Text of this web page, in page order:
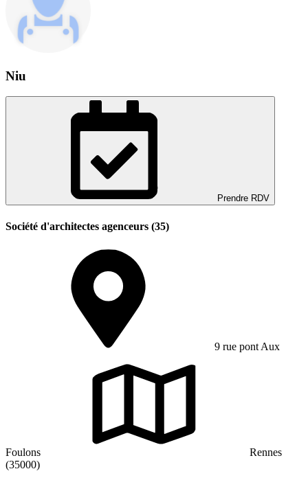
Niu
Prendre RDV
Société d'architectes agenceurs (35)
9 rue pont Aux
Foulons
Rennes
(35000)